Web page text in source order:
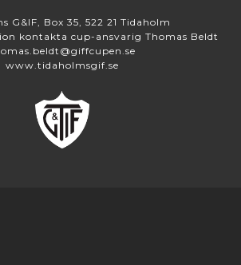
G&IF, Box 35, 522 21 Tidaholm
kontakta cup-ansvarig Thomas Beldt
www.tidaholmsgif.se